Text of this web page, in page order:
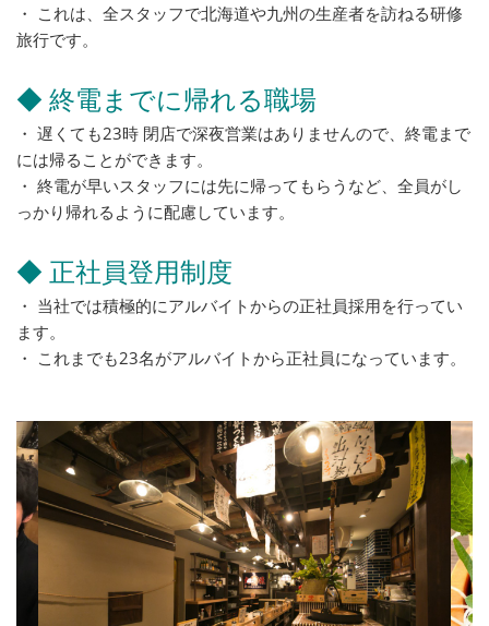
・ これは、全スタッフで北海道や九州の生産者を訪ねる研修
旅行です。
◆ 終電までに帰れる職場
・ 遅くても23時 閉店で深夜営業はありませんので、終電まで
には帰ることができます。
・ 終電が早いスタッフには先に帰ってもらうなど、全員がし
っかり帰れるように配慮しています。
◆ 正社員登用制度
・ 当社では積極的にアルバイトからの正社員採用を行ってい
ます。
・ これまでも23名がアルバイトから正社員になっています。